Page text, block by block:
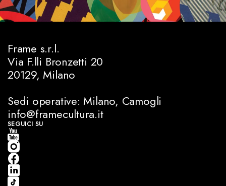
Frame s.r.l.
Via F.lli Bronzetti 20
20129, Milano
Sedi operative: Milano, Camogli
info@framecultura.it
SEGUICI SU